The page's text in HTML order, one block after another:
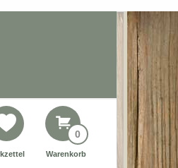
Warenkorb
0